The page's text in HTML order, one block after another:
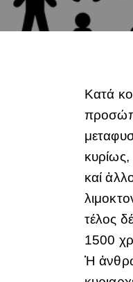
Κατά
καί
τέλος
1500
Ἡ